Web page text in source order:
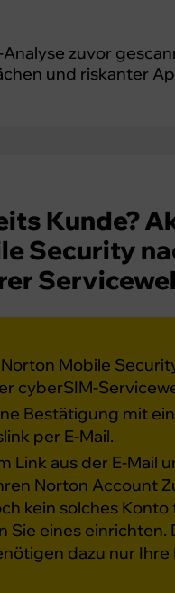
zuvor
und riskanter
Kunde?
Security
Mobile
cyberSIM-
Bestätigung mit
per E-Mail.
Link aus der E-Mail
Norton Account
kein solches
Sie eines einrichten.
dazu nur Ihre